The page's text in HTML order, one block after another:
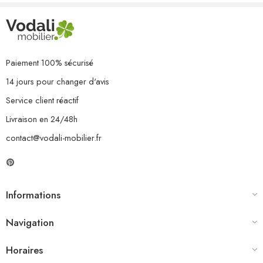
Paiement 100% sécurisé
14 jours pour changer d'avis
Service client réactif
Livraison en 24/48h
contact@vodali-mobilier.fr
Informations
Navigation
Horaires